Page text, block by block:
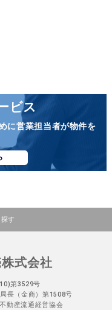
ビス
に営業担当者が物件を
す
式会社
第3529号
長（金商）第1508号
動産流通経営協会